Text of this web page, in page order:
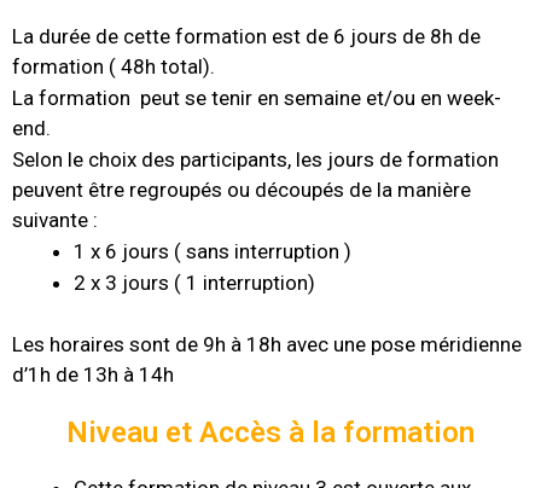
La durée de cette formation est de 6 jours de 8h de
formation ( 48h total).
La formation peut se tenir en semaine et/ou en week-
end.
Selon le choix des participants, les jours de formation
peuvent être regroupés ou découpés de la manière
suivante :
1 x 6 jours ( sans interruption )
2 x 3 jours ( 1 interruption)
Les horaires sont de 9h à 18h avec une pose méridienne
d’1h de 13h à 14h
Niveau et Accès à la formation